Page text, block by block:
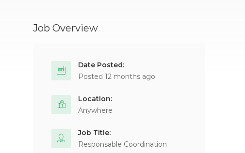
Job Overview
Date Posted:
Posted 12 months ago
Location:
Anywhere
Job Title:
Responsable Coordination